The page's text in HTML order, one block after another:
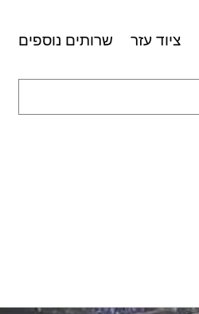
ציוד עזר שרותים נוספים